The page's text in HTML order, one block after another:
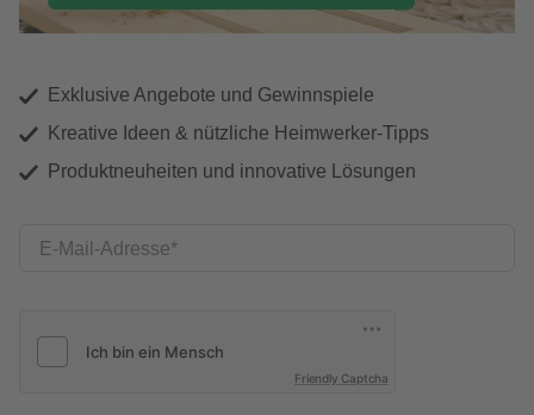
Exklusive Angebote und Gewinnspiele
Kreative Ideen & nützliche Heimwerker-Tipps
Produktneuheiten und innovative Lösungen
E-Mail-Adresse
Friendly Captcha